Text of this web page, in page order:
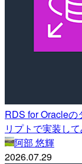
RDS for Oracle
リプトで実装し
阿部 悠輝
2026.07.29